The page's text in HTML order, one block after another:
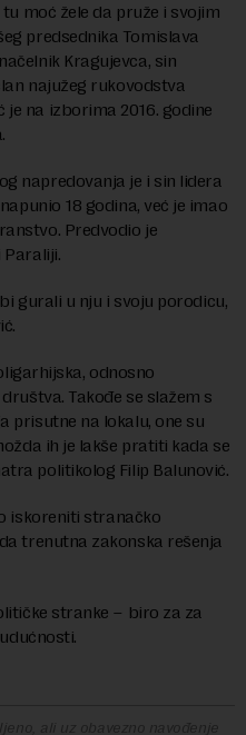
moć žele da pruže i svojim
predsednika Tomislava
Kragujevca, sin
najužeg rukovodstva
je na izborima 2016. godine
napredovanja je i sin lidera
18 godina, već je imao
Predvodio je
Paraliji.
gurali u nju i svoju porodicu,
odnosno
Takođe se slažem s
prisutne na lokalu, one su
ih je lakše pratiti kada se
politikolog Filip Balunović.
iskoreniti stranačko
trenutna zakonska rešenja
stranke – biro za za
ali uz obavezno navođenje